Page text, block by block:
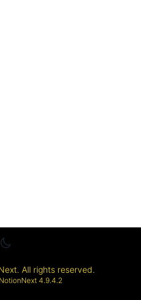
. All rights reserved.
NotionNext 4.9.4.2